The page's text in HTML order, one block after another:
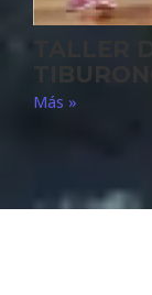
TALLER
Más »